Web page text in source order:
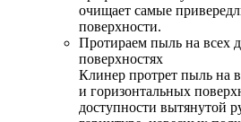
очищает самые
поверхности.
Протираем пыль на всех
поверхностях
Клинер протрет пыль на
и горизонтальных
доступности вытянутой